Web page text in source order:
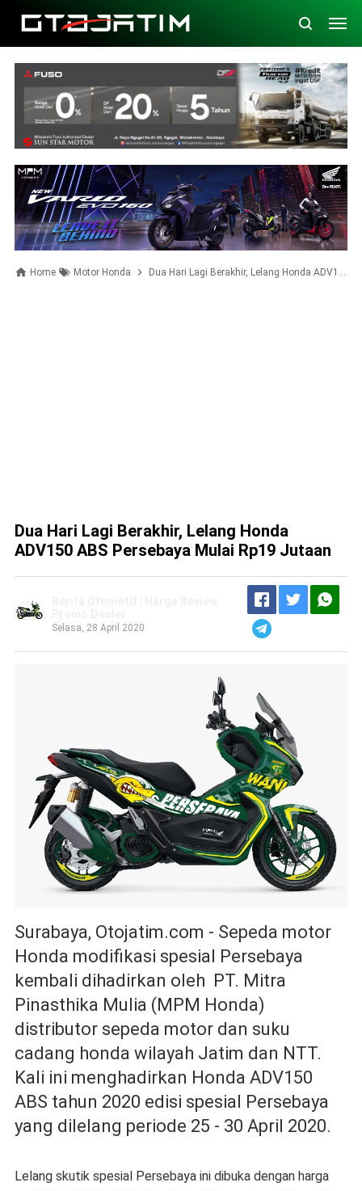
Home Motor Honda Dua Hari Lagi Berakhir, Lelang Honda ADV150 ABS Persebaya Mulai Rp19 Jutaan
Dua Hari Lagi Berakhir, Lelang Honda
ADV150 ABS Persebaya Mulai Rp19 Jutaan
Selasa, 28 April 2020
Surabaya, Otojatim.com - Sepeda motor
Honda modifikasi spesial Persebaya
kembali dihadirkan oleh PT. Mitra
Pinasthika Mulia (MPM Honda)
distributor sepeda motor dan suku
cadang honda wilayah Jatim dan NTT.
Kali ini menghadirkan Honda ADV150
ABS tahun 2020 edisi spesial Persebaya
yang dilelang periode 25 - 30 April 2020.
Lelang skutik spesial Persebaya ini dibuka dengan harga